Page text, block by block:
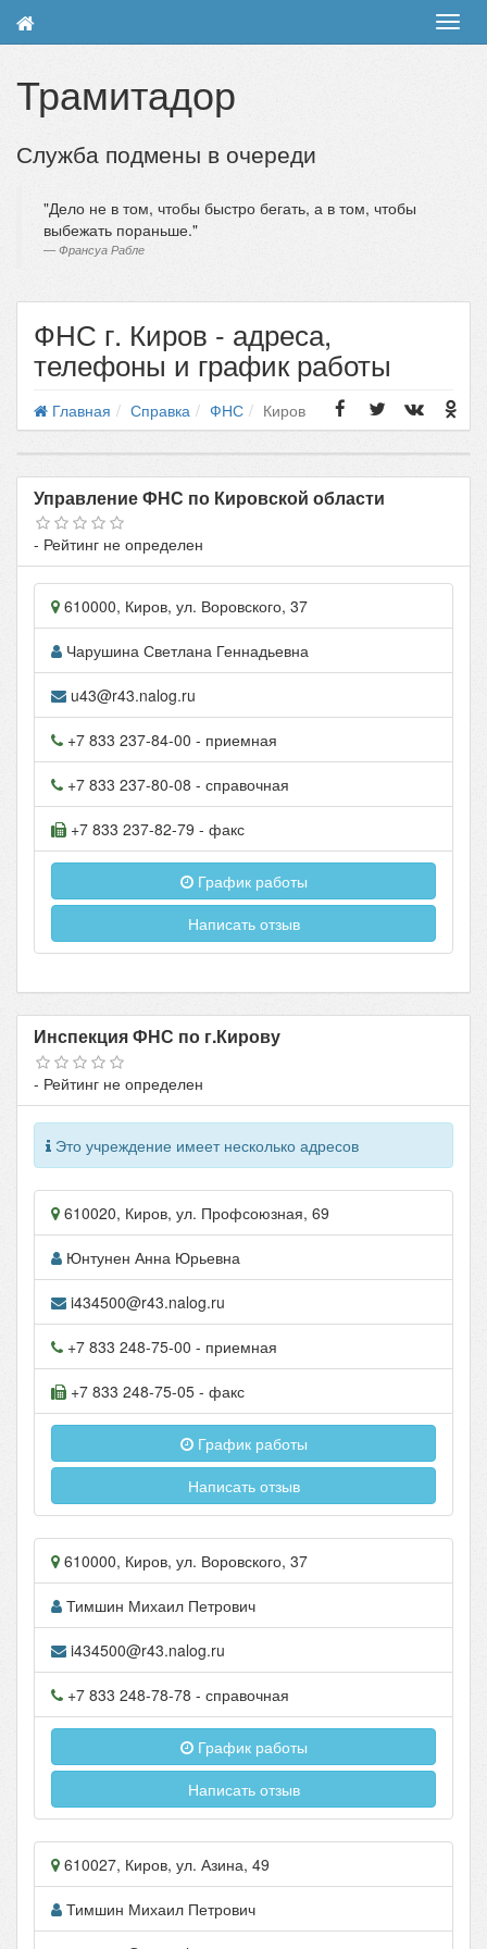
Трамитадор
Служба подмены в очереди
Дело не в том, чтобы быстро бегать, а в том, чтобы
выбежать пораньше.
Франсуа Рабле
ФНС г. Киров - адреса,
телефоны и график работы
Главная Справка ФНС Киров
Управление ФНС по Кировской области
- Рейтинг не определен
610000, Киров, ул. Воровского, 37
Чарушина Светлана Геннадьевна
u43@r43.nalog.ru
+7 833 237-84-00 - приемная
+7 833 237-80-08 - справочная
+7 833 237-82-79 - факс
График работы
Написать отзыв
Инспекция ФНС по г.Кирову
- Рейтинг не определен
Это учреждение имеет несколько адресов
610020, Киров, ул. Профсоюзная, 69
Юнтунен Анна Юрьевна
i434500@r43.nalog.ru
+7 833 248-75-00 - приемная
+7 833 248-75-05 - факс
График работы
Написать отзыв
610000, Киров, ул. Воровского, 37
Тимшин Михаил Петрович
i434500@r43.nalog.ru
+7 833 248-78-78 - справочная
График работы
Написать отзыв
610027, Киров, ул. Азина, 49
Тимшин Михаил Петрович